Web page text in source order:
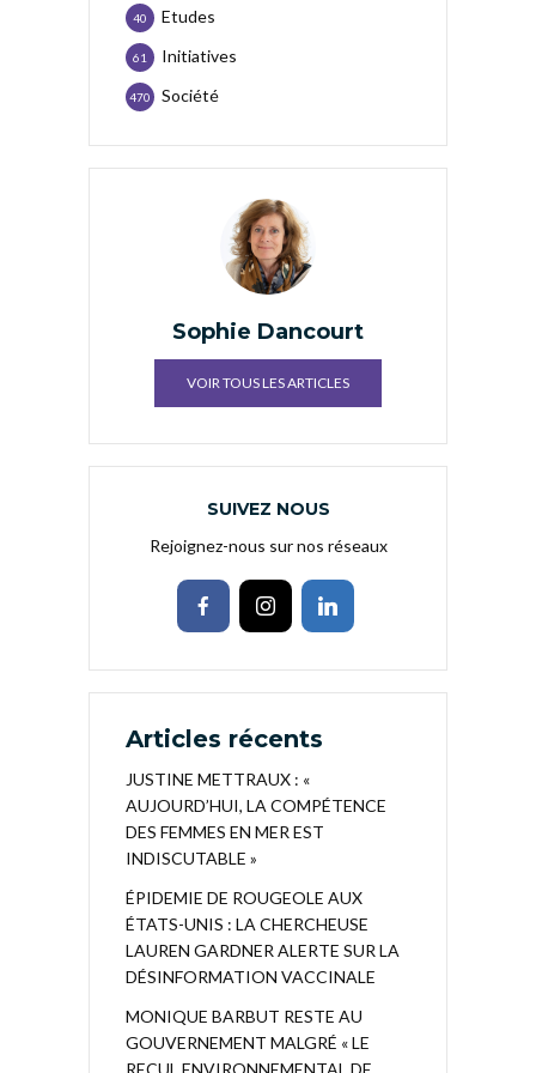
Etudes
40
Initiatives
61
Société
470
Sophie Dancourt
VOIR TOUS LES ARTICLES
SUIVEZ NOUS
Rejoignez-nous sur nos réseaux
Articles récents
JUSTINE METTRAUX : «
AUJOURD’HUI, LA COMPÉTENCE
DES FEMMES EN MER EST
INDISCUTABLE »
ÉPIDEMIE DE ROUGEOLE AUX
ÉTATS-UNIS : LA CHERCHEUSE
LAUREN GARDNER ALERTE SUR LA
DÉSINFORMATION VACCINALE
MONIQUE BARBUT RESTE AU
GOUVERNEMENT MALGRÉ « LE
RECUL ENVIRONNEMENTAL DE